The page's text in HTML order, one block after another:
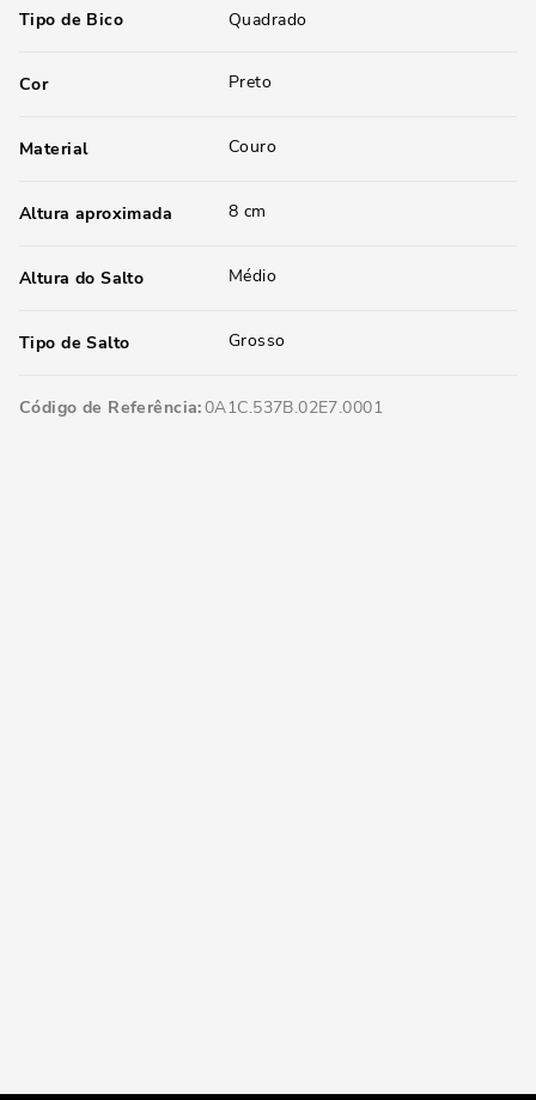
Tipo de Bico Quadrado
Cor Preto
Material Couro
Altura aproximada 8 cm
Altura do Salto Médio
Tipo de Salto Grosso
Código de Referência 0A1C.537B.02E7.0001